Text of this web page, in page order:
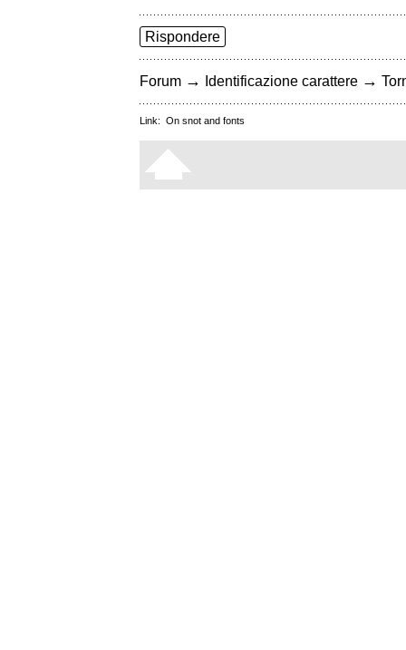
Rispondere
Forum → Identificazione carattere →
Link: On snot and fonts